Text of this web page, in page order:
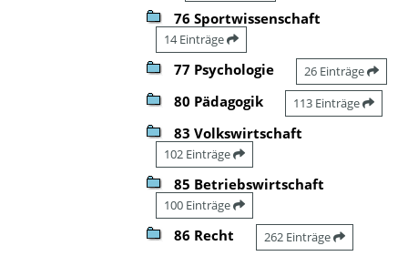
76 Sportwissenschaft
14 Einträge
77 Psychologie 26 Einträge
80 Pädagogik 113 Einträge
83 Volkswirtschaft
102 Einträge
85 Betriebswirtschaft
100 Einträge
86 Recht 262 Einträge